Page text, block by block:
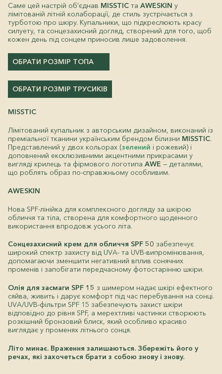
Саме цей настрій об’єднав MISSTIC та AWESKIN у
лімітованій літній колаборації, де стиль зустрічається з
турботою про шкіру. Купальники, що підкреслюють красу
силуету, та сонцезахисний догляд, створений для того, щоб
кожен день під сонцем приносив лише задоволення.
ОБРАТИ РОЗМІР ТОПА
ОБРАТИ РОЗМІР ТРУСИКІВ
MISSTIC
Лімітований купальник з авторським дизайном, виконаний із
преміальної тканини українським брендом білизни MISSTIC.
Представлений у двох кольорах (зелений і рожевий) і
доповнений ексклюзивними акцентними прикрасами у
вигляді крилець та фірмового логотипа AWE — деталями,
що роблять образ по-справжньому особливим.
AWESKIN
Нова SPF-лінійка для комплексного догляду за шкірою
обличчя та тіла, створена для комфортного щоденного
використання впродовж усього літа.
Сонцезахисний крем для обличчя SPF 50 забезпечує
широкий спектр захисту від UVA- та UVB-випромінювання,
допомагаючи зменшити негативний вплив сонячних
променів і запобігати передчасному фотостарінню шкіри.
Олія для засмаги SPF 15 з шимером надає шкірі ефектного
сяйва, живить і дарує комфорт під час перебування на сонці.
UVA/UVB-фільтри SPF 15 забезпечують захист шкіри
відповідно до рівня SPF, а мерехтливі частинки створюють
розкішний бронзовий блиск, який особливо красиво
виглядає у променях літнього сонця.
Літо минає. Враження залишаються. Збережіть його у
речах, які захочеться брати з собою знову і знову.